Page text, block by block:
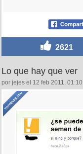
2621
Lo que hay que ver
por jejes el 12 feb 2011, 01:10